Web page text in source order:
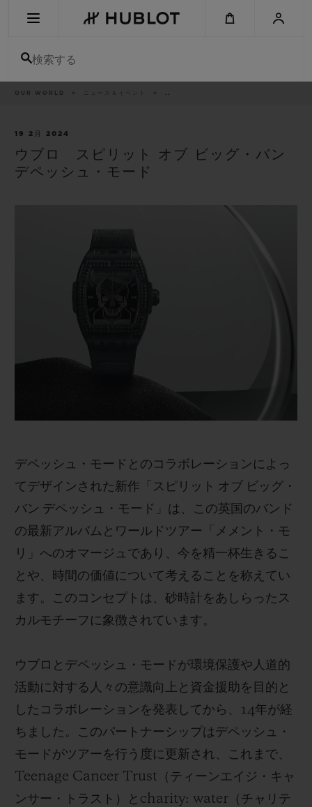
検索する
パ
ト
OUR WORLD ニュース＆イベント ..
19 2月 2024
ウブロ スピリット オブ ビッグ・バン
デペッシュ・モード
デペッシュ・モードとのコラボレーションによっ
てデザインされた新作「スピリット オブ ビッグ・
バン デペッシュ・モード」は、この英国のバンド
の最新アルバムとワールドツアー「メメント・モ
リ」へのオマージュであり、今を精一杯生きるこ
とや、時間の価値について考えることを称えてい
ます。このコンセプトは、砂時計をあしらったス
カルモチーフに象徴されています。
ウブロとデペッシュ・モードが環境保護や人道的
活動に対する人々の意識向上と資金援助を目的と
したコラボレーションを発表してから、14年が経
ちました。このパートナーシップはデペッシュ・
モードがツアーを行う度に更新され、これまで、
Teenage Cancer Trust（ティーンエイジ・キャ
ンサー・トラスト）とcharity: water（チャリテ
新作
ビッグ・バン
サマー マルチカラーセラ
ウブロティスタと延長保証
配送日数
安全な決済
ギフトポーチ
お問い合わせ